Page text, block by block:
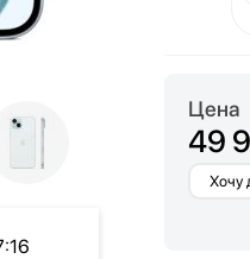
Цена
49
Хочу